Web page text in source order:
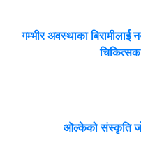
गम्भीर अवस्थाका बिरामीलाई
चिकित्सक
ओल्केको संस्कृति